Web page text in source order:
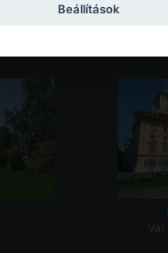
Beállítások